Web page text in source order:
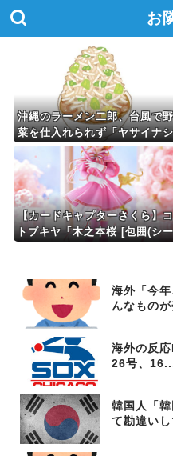
お
沖縄のラーメン二郎、台風で野
菜を仕入れられず「ヤサイナシ
二郎」を提供
【カードキャプターさくら】コ
トブキヤ「木之本桜 [包囲(シー
海外「今
んなもの
海外の反
26号、
韓国人「
て勘違い